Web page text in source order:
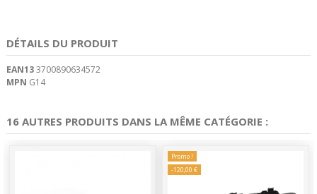
DÉTAILS DU PRODUIT
EAN133700890634572
MPN G14
16 AUTRES PRODUITS DANS LA MÊME CATÉGORIE :
Promo !
-120,00 €